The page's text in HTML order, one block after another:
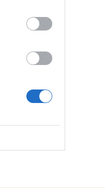
volt
történelem
Ideje lecserélni
szenvedéseire
megbékélés
együttélés
Európáért
magyar